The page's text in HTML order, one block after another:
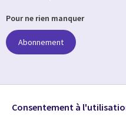
Pour ne rien manquer
Abonnement
Suivez-nous
Consentement à